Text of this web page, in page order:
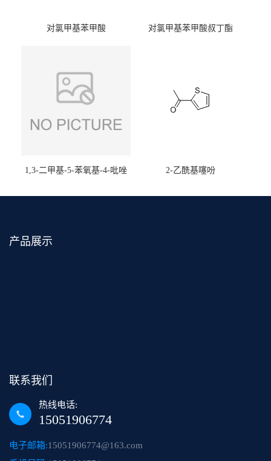
对氯甲基苯甲酸 对氯甲基苯甲酸叔丁酯
1,3-二甲基-5-苯氧基-4-吡唑
2-乙酰基噻吩
产品展示
联系我们
热线电话:
15051906774
电子邮箱:15051906774@163.com